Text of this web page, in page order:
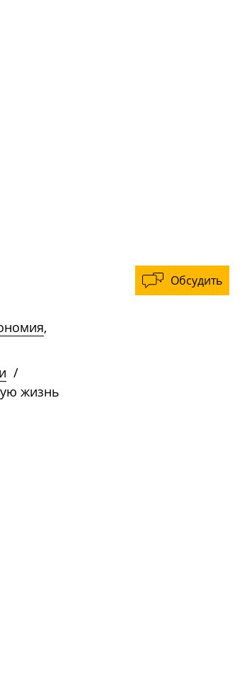
Обсудить
,
/
жизнь